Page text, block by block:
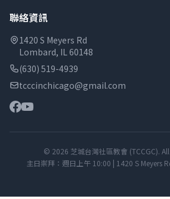
聯絡資訊
1420 S Meyers Rd
Lombard, IL 60148
(630) 519-4939
tcccinchicago@gmail.com
© 2026 芝城台灣社區教會 (TCCGC).
主日崇拜：週日上午 10:00 | 1420 S Meyers